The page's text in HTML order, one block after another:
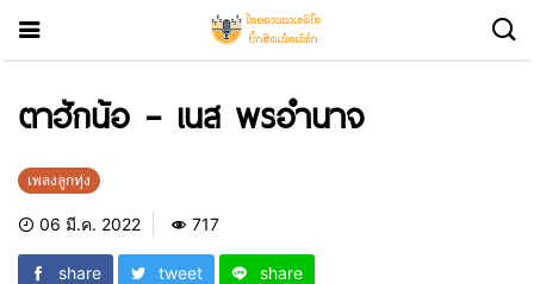
ตาฮักน้อ – เนส พรอำนาจ
เพลงลูกทุ่ง
06 มี.ค. 2022 717
share tweet share